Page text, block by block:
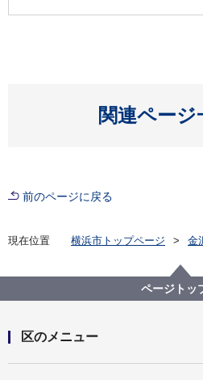
関連ページ
前のページに戻る
現在位置 横浜市トップページ
金
木造住宅耐震診断士派遣制度
ページトッ
区のメニュー